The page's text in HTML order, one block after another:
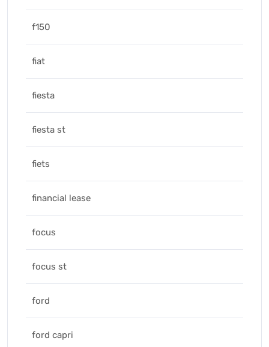
f150
fiat
fiesta
fiesta st
fiets
financial lease
focus
focus st
ford
ford capri